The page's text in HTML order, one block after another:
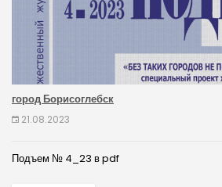
город Борисоглебск
21.08.2023
Подъем № 4_23 в pdf